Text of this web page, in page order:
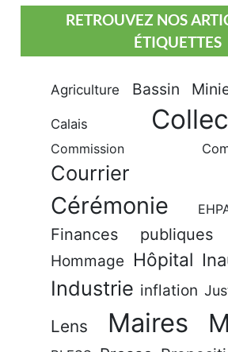
RETROUVEZ NOS
ÉTIQUETTES
Agriculture Bassin
Calais
Commission
Courrier
Cérémonie
Finances publiques
Hommage Hôpital
Industrie inflation
Lens Maires